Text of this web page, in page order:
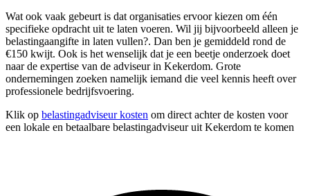
Wat ook vaak gebeurt is dat organisaties ervoor kiezen om één
specifieke opdracht uit te laten voeren. Wil jij bijvoorbeeld alleen je
belastingaangifte in laten vullen?. Dan ben je gemiddeld rond de
€150 kwijt. Ook is het wenselijk dat je een beetje onderzoek doet
naar de expertise van de adviseur in Kekerdom. Grote
ondernemingen zoeken namelijk iemand die veel kennis heeft over
professionele bedrijfsvoering.
Klik op belastingadviseur kosten om direct achter de kosten voor
een lokale en betaalbare belastingadviseur uit Kekerdom te komen